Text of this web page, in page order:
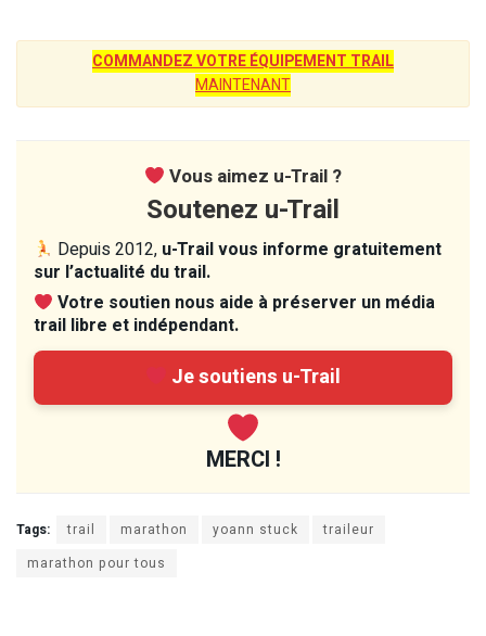
COMMANDEZ VOTRE ÉQUIPEMENT TRAIL
MAINTENANT
Vous aimez u-Trail ?
Soutenez u-Trail
Depuis 2012, u-Trail vous informe gratuitement
sur l’actualité du trail.
Votre soutien nous aide à préserver un média
trail libre et indépendant.
Je soutiens u-Trail
MERCI !
Tags: trail marathon yoann stuck
traileur
marathon pour tous